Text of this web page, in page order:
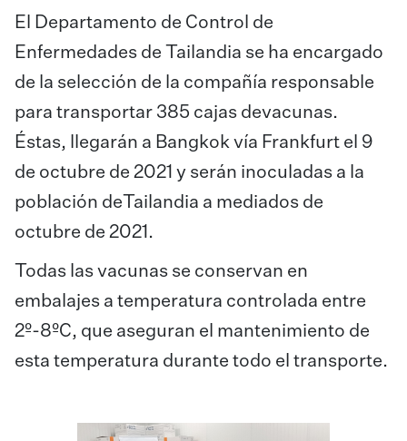
El Departamento de Control de
Enfermedades de Tailandia se ha encargado
de la selección de la compañía responsable
para transportar 385 cajas devacunas.
Éstas, llegarán a Bangkok vía Frankfurt el 9
de octubre de 2021 y serán inoculadas a la
población deTailandia a mediados de
octubre de 2021.
Todas las vacunas se conservan en
embalajes a temperatura controlada entre
2º-8ºC, que aseguran el mantenimiento de
esta temperatura durante todo el transporte.